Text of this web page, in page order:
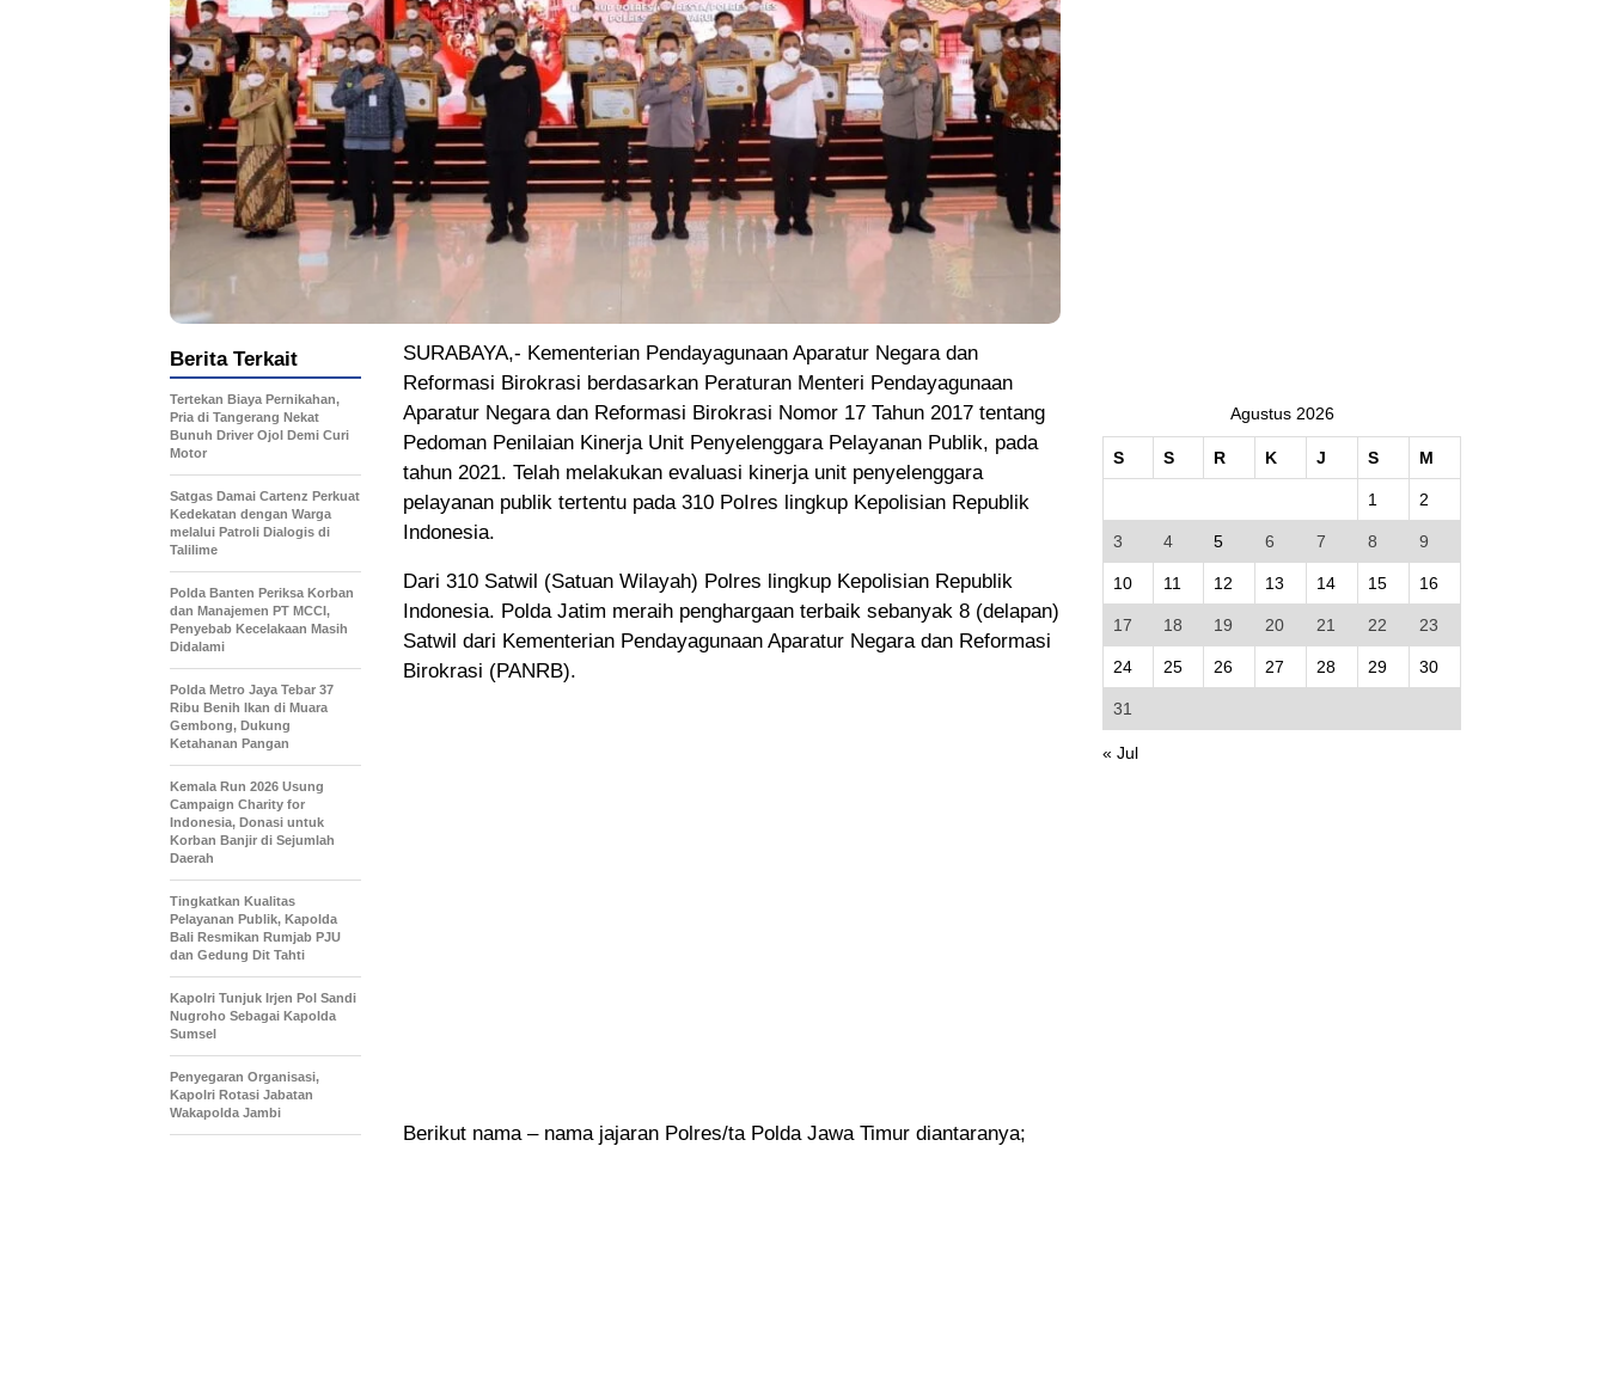
SURABAYA,- Kementerian Pendayagunaan Aparatur Negara dan
Reformasi Birokrasi berdasarkan Peraturan Menteri Pendayagunaan
Aparatur Negara dan Reformasi Birokrasi Nomor 17 Tahun 2017 tentang
Pedoman Penilaian Kinerja Unit Penyelenggara Pelayanan Publik, pada
tahun 2021. Telah melakukan evaluasi kinerja unit penyelenggara
pelayanan publik tertentu pada 310 PoIres lingkup Kepolisian Republik
Indonesia.
Dari 310 Satwil (Satuan Wilayah) Polres lingkup Kepolisian Republik
Indonesia. Polda Jatim meraih penghargaan terbaik sebanyak 8 (delapan)
Satwil dari Kementerian Pendayagunaan Aparatur Negara dan Reformasi
Birokrasi (PANRB).
Berikut nama – nama jajaran Polres/ta Polda Jawa Timur diantaranya;
Berita Terkait
Tertekan Biaya Pernikahan,
Pria di Tangerang Nekat
Bunuh Driver Ojol Demi Curi
Motor
Satgas Damai Cartenz Perkuat
Kedekatan dengan Warga
melalui Patroli Dialogis di
Talilime
Polda Banten Periksa Korban
dan Manajemen PT MCCI,
Penyebab Kecelakaan Masih
Didalami
Polda Metro Jaya Tebar 37
Ribu Benih Ikan di Muara
Gembong, Dukung
Ketahanan Pangan
Kemala Run 2026 Usung
Campaign Charity for
Indonesia, Donasi untuk
Korban Banjir di Sejumlah
Daerah
Tingkatkan Kualitas
Pelayanan Publik, Kapolda
Bali Resmikan Rumjab PJU
dan Gedung Dit Tahti
Kapolri Tunjuk Irjen Pol Sandi
Nugroho Sebagai Kapolda
Sumsel
Penyegaran Organisasi,
Kapolri Rotasi Jabatan
Wakapolda Jambi
Agustus 2026
S S R K J S M
1 2
3 4 5 6 7 8 9
10 11 12 13 14 15 16
17 18 19 20 21 22 23
24 25 26 27 28 29 30
31
« Jul